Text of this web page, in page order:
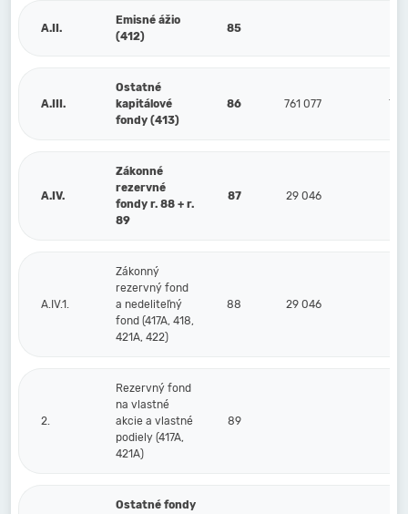
A.II.
Emisné ážio
(412)
85
A.III.
Ostatné
kapitálové
fondy (413)
86 761 077
A.IV.
Zákonné
rezervné
fondy r. 88 + r.
89
87 29 046
A.IV.1.
Zákonný
rezervný fond
a nedeliteľný
fond (417A, 418,
421A, 422)
88 29 046
2.
Rezervný fond
na vlastné
akcie a vlastné
podiely (417A,
421A)
89
Ostatné fondy